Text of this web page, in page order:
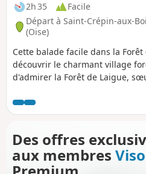
2h 35
Facile
Départ à Saint-Crépin-aux-
(Oise)
Cette balade facile dans la
découvrir le charmant village
d'admirer la Forêt de Laigue,
voir de jolis points de vue sur
nique est conseillé à l'ombre
Des offres
aux membres Viso